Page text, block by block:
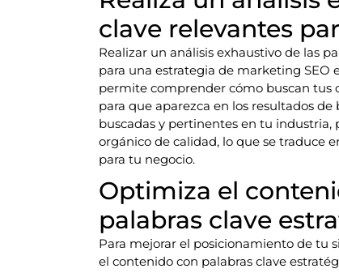
clave relevantes
Realizar un análisis exhaustivo de las
para una estrategia de marketing SEO
permite comprender cómo buscan tus
para que aparezca en los resultados
buscadas y pertinentes en tu
orgánico de calidad, lo que se traduce
para tu negocio.
Optimiza el
palabras clave
Para mejorar el posicionamiento de tu
el contenido con palabras clave